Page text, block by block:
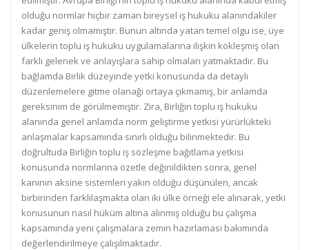
olduğu normlar hiçbir zaman bireysel iş hukuku alanındakiler
kadar geniş olmamıştır. Bunun altında yatan temel olgu ise, üye
ülkelerin toplu iş hukuku uygulamalarına ilişkin kökleşmiş olan
farklı gelenek ve anlayışlara sahip olmaları yatmaktadır. Bu
bağlamda Birlik düzeyinde yetki konusunda da detaylı
düzenlemelere gitme olanağı ortaya çıkmamış, bir anlamda
gereksinim de görülmemiştir. Zira, Birliğin toplu iş hukuku
alanında genel anlamda norm geliştirme yetkisi yürürlükteki
anlaşmalar kapsamında sınırlı olduğu bilinmektedir. Bu
doğrultuda Birliğin toplu iş sözleşme bağıtlama yetkisi
konusunda normlarına özetle değinildikten sonra, genel
kanının aksine sistemleri yakın olduğu düşünülen, ancak
birbirinden farklılaşmakta olan iki ülke örneği ele alınarak, yetki
konusunun nasıl hüküm altına alınmış olduğu bu çalışma
kapsamında yeni çalışmalara zemin hazırlaması bakımında
değerlendirilmeye çalışılmaktadır.